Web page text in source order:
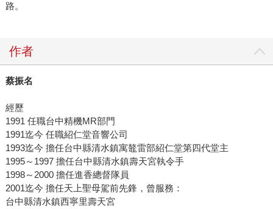
路。
作者
蔡振名
經歷
1991 任職台中精機MR部門
1991迄今 任職紹仁堂音響公司
1993迄今 擔任台中縣清水鎮寓鼇雷部紹仁堂第四代堂主
1995～1997 擔任台中縣清水鎮壽天宮執令手
1998～2000 擔任進香總督隊員
2001迄今 擔任天上聖母駕前先鋒，曾服務：
台中縣清水鎮西寧里壽天宮